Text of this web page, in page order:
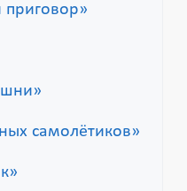
самолётиков»